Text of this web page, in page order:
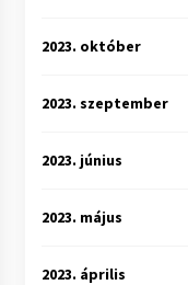
2023. október
2023. szeptember
2023. június
2023. május
2023. április